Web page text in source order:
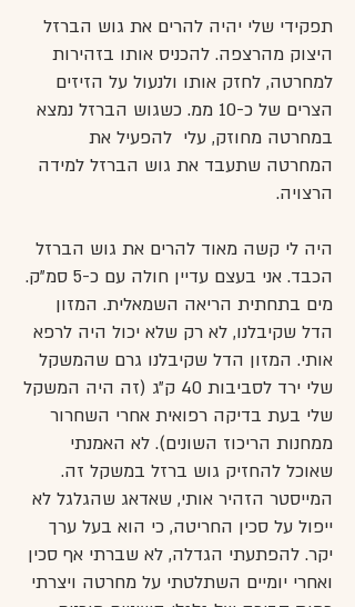
תפקידי שלי יהיה להרים את גוש הברזל
היצוק מהרצפה. להכניס אותו בזהירות
למחרטה, לחזק אותו ולנעול על הזיזים
הצרים של כ-10 ממ. כשגוש הברזל נמצא
במחרטה מחוזק, עלי להפעיל את
המחרטה שתעבד את גוש הברזל למידה
הרצויה.
היה לי קשה מאוד להרים את גוש הברזל
הכבד. אני בעצם עדיין חולה עם כ-5 סמ"ק.
מים בתחתית הריאה השמאלית. המזון
הדל שקיבלנו, לא רק שלא יכול היה לרפא
אותי. המזון הדל שקיבלנו גרם שהמשקל
שלי ירד לסביבות 40 ק״ג (זה היה המשקל
שלי בעת בדיקה רפואית אחרי השחרור
ממחנות הריכוז השונים). לא האמנתי
שאוכל להחזיק גוש ברזל במשקל זה.
המייסטר הזהיר אותי, שאדאג שהגלגל לא
ייפול על סכין החריטה, כי הוא בעל ערך
יקר. להפתעתי הגדלה, לא שברתי אף סכין
ואחרי יומיים השתלטתי על מחרטה ויצרתי